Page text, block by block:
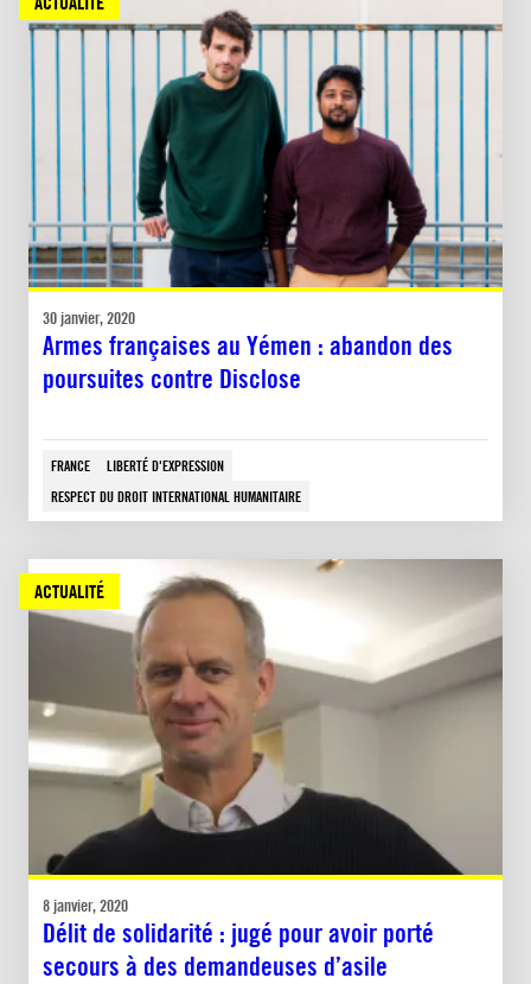
30 janvier, 2020
Armes françaises au Yémen : abandon des
poursuites contre Disclose
FRANCE
LIBERTÉ D'EXPRESSION
RESPECT DU DROIT INTERNATIONAL HUMANITAIRE
ACTUALITÉ
8 janvier, 2020
Délit de solidarité : jugé pour avoir porté
secours à des demandeuses d’asile